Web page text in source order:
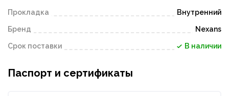
Прокладка Внутренний
Бренд Nexans
Срок поставки В наличии
Паспорт и сертификаты